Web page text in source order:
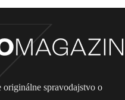
spravodajstvo o